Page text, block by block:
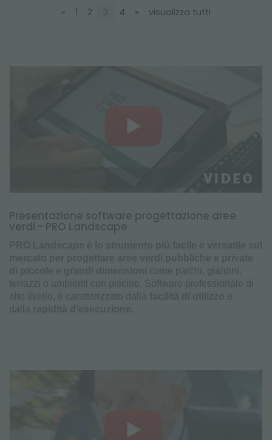
«
1 2 3 4 » visualizza tutti
Presentazione software progettazione aree
verdi - PRO Landscape
come parchi, giardini,
terrazzi o ambienti con piscine. Software professionale di
alto livello, è caratterizzato dalla
e
dalla
.